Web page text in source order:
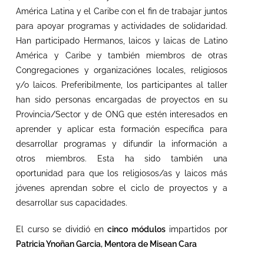
América Latina y el Caribe con el fin de trabajar juntos
para apoyar programas y actividades de solidaridad.
Han participado Hermanos, laicos y laicas de Latino
América y Caribe y también miembros de otras
Congregaciones y organizaciónes locales, religiosos
y/o laicos. Preferibilmente, los participantes al taller
han sido personas encargadas de proyectos en su
Provincia/Sector y de ONG que estén interesados en
aprender y aplicar esta formación específica para
desarrollar programas y difundir la información a
otros miembros. Esta ha sido también una
oportunidad para que los religiosos/as y laicos más
jóvenes aprendan sobre el ciclo de proyectos y a
desarrollar sus capacidades.
El curso se dividió encinco módulosimpartidos por
Patricia Ynoñan Garcia, Mentora de Misean Cara